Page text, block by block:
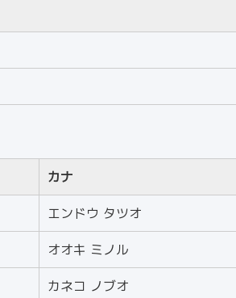
カナ
エンドウ タツオ
オオキ ミノル
カネコ ノブオ